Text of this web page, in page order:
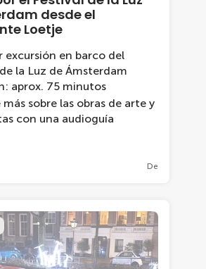
desde el
Loetje
excursión en barco del
la Luz de Ámsterdam
aprox. 75 minutos
sobre las obras de arte y
con una audioguía
De